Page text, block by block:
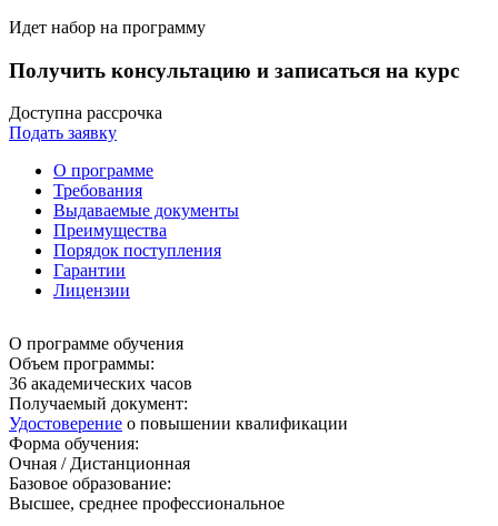
Идет набор на программу
Получить консультацию и записаться на курс
Доступна рассрочка
Подать заявку
О программе
Требования
Выдаваемые документы
Преимущества
Порядок поступления
Гарантии
Лицензии
О программе обучения
Объем программы:
36 академических часов
Получаемый документ:
Удостоверение о повышении квалификации
Форма обучения:
Очная / Дистанционная
Базовое образование:
Высшее, среднее профессиональное